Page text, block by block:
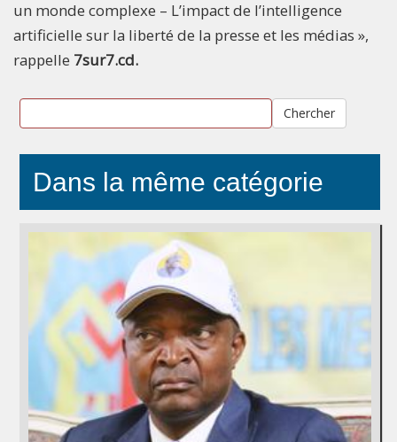
un monde complexe – L’impact de l’intelligence
artificielle sur la liberté de la presse et les médias »,
rappelle 7sur7.cd.
Chercher
Dans la même catégorie